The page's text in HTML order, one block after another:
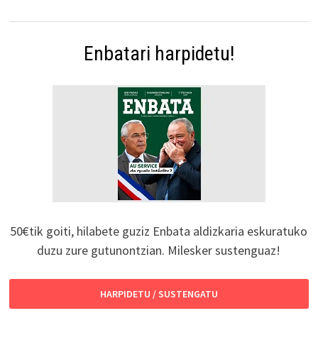
Enbatari harpidetu!
50€tik goiti, hilabete guziz Enbata aldizkaria eskuratuko
duzu zure gutunontzian. Milesker sustenguaz!
HARPIDETU / SUSTENGATU